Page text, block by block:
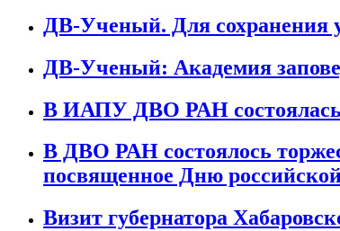
ДВ-Ученый. Для сохранения
ДВ-Ученый: Академия
В ИАПУ ДВО РАН состоялась
В ДВО РАН состоялось
посвященное Дню
Визит губернатора